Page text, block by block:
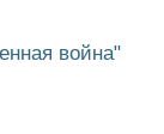
война"